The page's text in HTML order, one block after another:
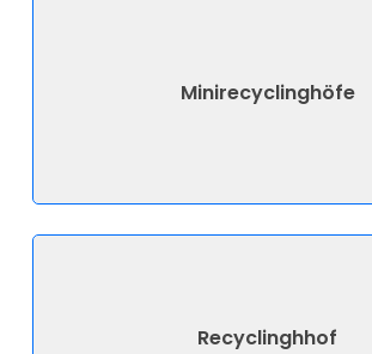
Minirecyclinghöfe
Recyclinghhof